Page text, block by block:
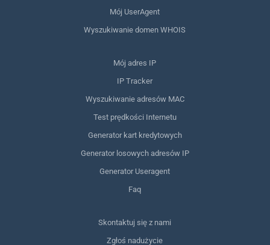
Mój UserAgent
Wyszukiwanie domen WHOIS
Mój adres IP
IP Tracker
Wyszukiwanie adresów MAC
Test prędkości Internetu
Generator kart kredytowych
Generator losowych adresów IP
Generator Useragent
Faq
Skontaktuj się z nami
Zgłoś nadużycie